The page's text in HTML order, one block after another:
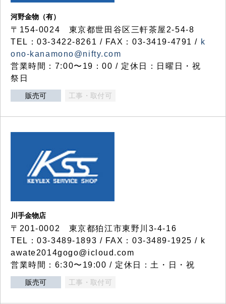
河野金物（有）
〒154-0024 東京都世田谷区三軒茶屋2-54-8
TEL：03-3422-8261 / FAX：03-3419-4791 / k
ono-kanamono@nifty.com
営業時間：7:00〜19：00 / 定休日：日曜日・祝
祭日
販売可 工事・取付可
川手金物店
〒201-0002 東京都狛江市東野川3-4-16
TEL：03-3489-1893 / FAX：03-3489-1925 / k
awate2014gogo@icloud.com
営業時間：6:30〜19:00 / 定休日：土・日・祝
販売可 工事・取付可